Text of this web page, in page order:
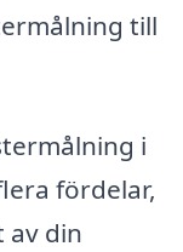
till
i
fördelar,
av din